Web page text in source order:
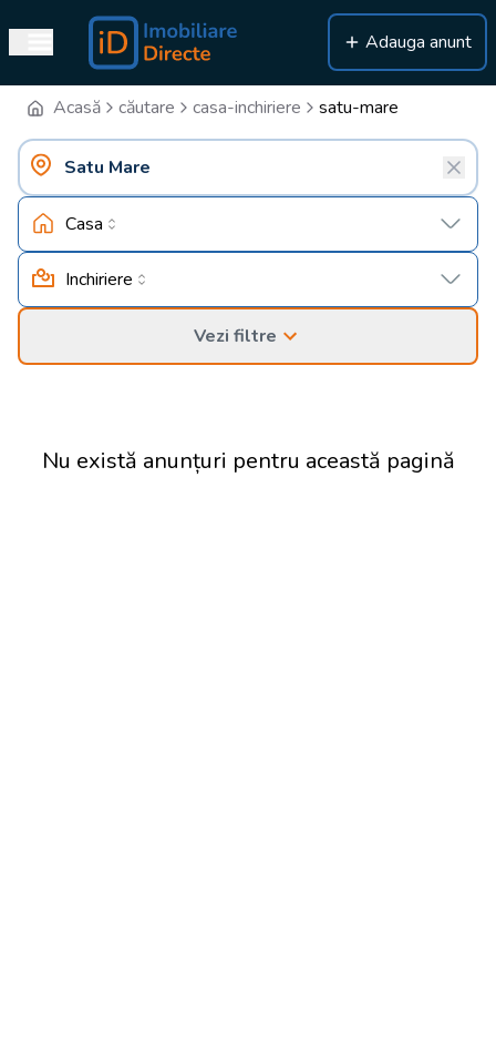
Adauga anunt
Acasă căutare casa-inchiriere satu-mare
Casa
Inchiriere
Vezi filtre
Nu există anunțuri pentru această pagină